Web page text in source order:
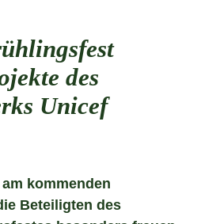
des
Unicef
kommenden
Beteiligten des